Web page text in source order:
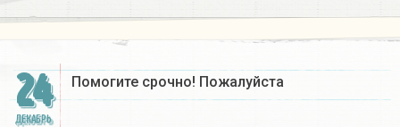
24
ДЕКАБРЬ
Помогите срочно! Пожалуйста